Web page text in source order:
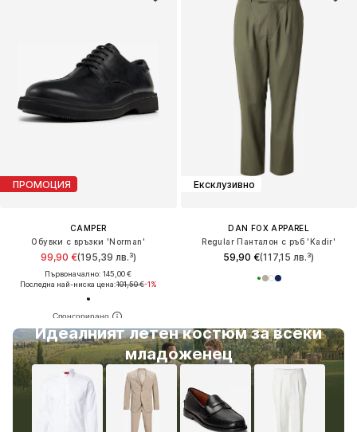
ПРОМОЦИЯ
CAMPER
Обувки с връзки 'Norman'
99,90 €(195,39 лв.³)
Първоначално: 145,00 €
Последна най-ниска цена:101,50 €-1%
Идеалният летен костюм за всеки
младоженец
Ексклузивно
DAN FOX APPAREL
Regular Панталон с ръб 'Kadir'
59,90 €(117,15 лв.³)